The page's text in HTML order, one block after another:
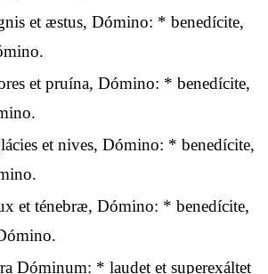
et æstus, Dómino: * benedícite,
et pruína, Dómino: * benedícite,
et nives, Dómino: * benedícite,
et ténebræ, Dómino: * benedícite,
Dóminum: * laudet et superexáltet